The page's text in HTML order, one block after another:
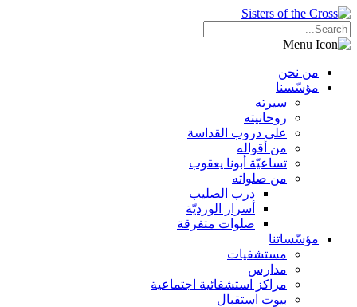
من نحن
مؤسّسنا
سيرته
روحانيته
على دروب القداسة
من أقواله
تساعيّة أبونا يعقوب
من صلواته
درب الصليب
أسرار الورديّة
صلوات متفرقة
مؤسّساتنا
مستشفيات
مدارس
مراكز استشفائية اجتماعية
بيوت استقبال